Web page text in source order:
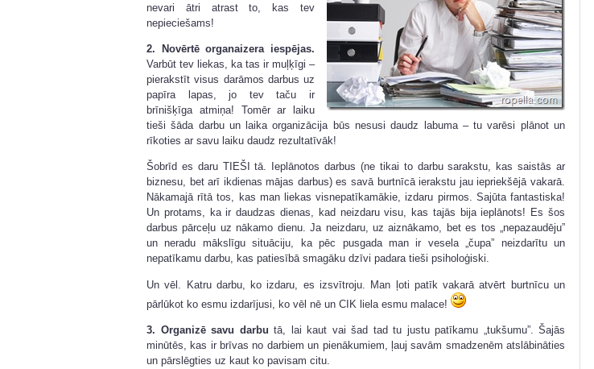
nevari ātri atrast to, kas tev
nepieciešams!
2. Novērtē organaizera iespējas.
Varbūt tev liekas, ka tas ir muļķīgi –
pierakstīt visus darāmos darbus uz
papīra lapas, jo tev taču ir
brīnišķīga atmiņa! Tomēr ar laiku
tieši šāda darbu un laika organizācija būs nesusi daudz labuma – tu varēsi plānot un
rīkoties ar savu laiku daudz rezultatīvāk!
Šobrīd es daru TIEŠI tā. Ieplānotos darbus (ne tikai to darbu sarakstu, kas saistās ar
biznesu, bet arī ikdienas mājas darbus) es savā burtnīcā ierakstu jau iepriekšējā vakarā.
Nākamajā rītā tos, kas man liekas visnepatīkamākie, izdaru pirmos. Sajūta fantastiska!
Un protams, ka ir daudzas dienas, kad neizdaru visu, kas tajās bija ieplānots! Es šos
darbus pārceļu uz nākamo dienu. Ja neizdaru, uz aiznākamo, bet es tos „nepazaudēju”
un neradu mākslīgu situāciju, ka pēc pusgada man ir vesela „čupa” neizdarītu un
nepatīkamu darbu, kas patiesībā smagāku dzīvi padara tieši psiholoģiski.
Un vēl. Katru darbu, ko izdaru, es izsvītroju. Man ļoti patīk vakarā atvērt burtnīcu un
pārlūkot ko esmu izdarījusi, ko vēl nē un CIK liela esmu malace!
3. Organizē savu darbu tā, lai kaut vai šad tad tu justu patīkamu „tukšumu”. Šajās
minūtēs, kas ir brīvas no darbiem un pienākumiem, ļauj savām smadzenēm atslābināties
un pārslēgties uz kaut ko pavisam citu.